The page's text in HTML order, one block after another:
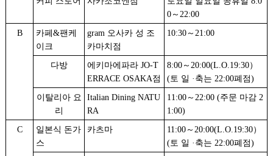
0～22:00
B
카페&팬케
이크
gram 오사카 성 조
카마치점
10:30～21:00
다방
에키마에파라 JO-T
ERRACE OSAKA점
8:00～20:00(L.O.19:30）
(토 일 ·축는 22:00폐점)
이탈리아 요
리
Italian Dining NATU
RA
11:00～22:00 (주문 마감 2
1:00)
C
일본식 돈가
스
카츠마
11:00～20:00(L.O.19:30）
(토 일 ·축는 22:00폐점)